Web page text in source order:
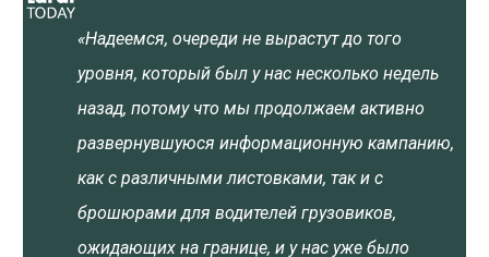
«Надеемся, очереди не вырастут до того
уровня, который был у нас несколько недель
назад, потому что мы продолжаем активно
развернувшуюся информационную кампанию,
как с различными листовками, так и с
брошюрами для водителей грузовиков,
ожидающих на границе, и у нас уже было